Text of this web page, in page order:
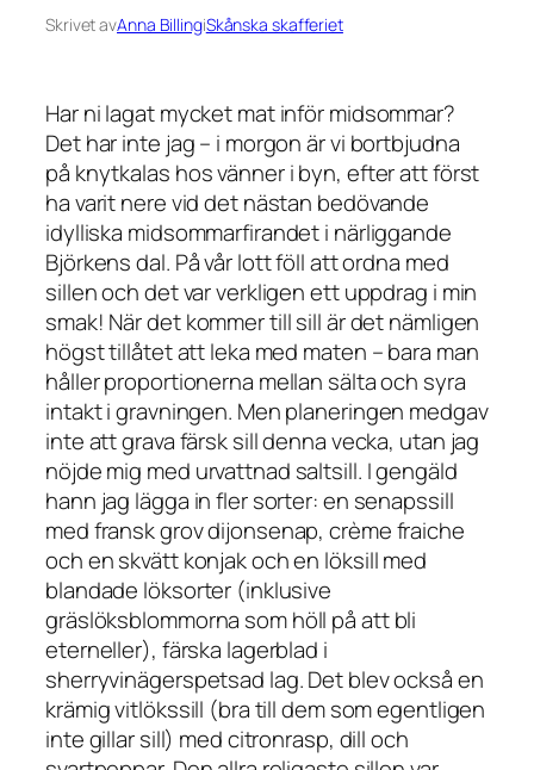
Skrivet avAnna BillingiSkånska skafferiet
Har ni lagat mycket mat inför midsommar?
Det har inte jag – i morgon är vi bortbjudna
på knytkalas hos vänner i byn, efter att först
ha varit nere vid det nästan bedövande
idylliska midsommarfirandet i närliggande
Björkens dal. På vår lott föll att ordna med
sillen och det var verkligen ett uppdrag i min
smak! När det kommer till sill är det nämligen
högst tillåtet att leka med maten – bara man
håller proportionerna mellan sälta och syra
intakt i gravningen. Men planeringen medgav
inte att grava färsk sill denna vecka, utan jag
nöjde mig med urvattnad saltsill. I gengäld
hann jag lägga in fler sorter: en senapssill
med fransk grov dijonsenap, crème fraiche
och en skvätt konjak och en löksill med
blandade löksorter (inklusive
gräslöksblommorna som höll på att bli
eterneller), färska lagerblad i
sherryvinägerspetsad lag. Det blev också en
krämig vitlökssill (bra till dem som egentligen
inte gillar sill) med citronrasp, dill och